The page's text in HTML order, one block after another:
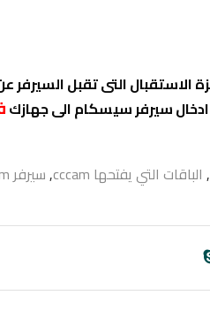
الاستقبال التى تقبل
سيرفر سيسكام الى جهازك
, الباقات التي يفتحها cccam ,سيرفر cccam مجاني لمدة سنه كامله 2019